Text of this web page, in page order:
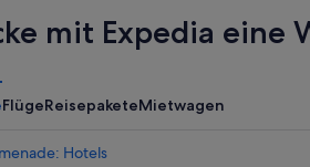
mit Expedia eine
FlügeReisepaketeMietwagen
Hotels